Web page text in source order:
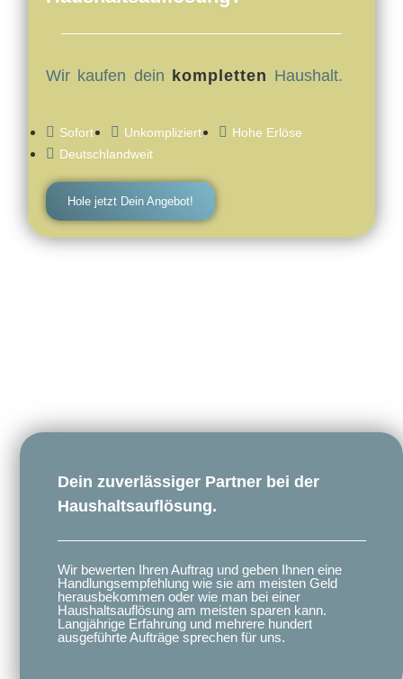
Wir kaufen dein kompletten Haushalt.
Sofort Unkompliziert
Hohe Erlöse
Deutschlandweit
Hole jetzt Dein Angebot!
Dein zuverlässiger Partner bei der
Haushaltsauflösung.
Wir bewerten Ihren Auftrag und geben Ihnen eine
Handlungsempfehlung wie sie am meisten Geld
herausbekommen oder wie man bei einer
Haushaltsauflösung am meisten sparen kann.
Langjährige Erfahrung und mehrere hundert
ausgeführte Aufträge sprechen für uns.​